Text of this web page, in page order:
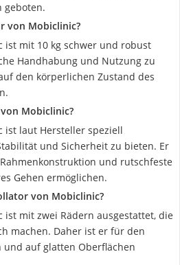
geboten.
von Mobiclinic?
ist mit 10 kg schwer und robust
Handhabung und Nutzung zu
den körperlichen Zustand des
Mobiclinic?
ist laut Hersteller speziell
und Sicherheit zu bieten. Er
und rutschfeste
Gehen ermöglichen.
von Mobiclinic?
ist mit zwei Rädern ausgestattet, die
machen. Daher ist er für den
auf glatten Oberflächen